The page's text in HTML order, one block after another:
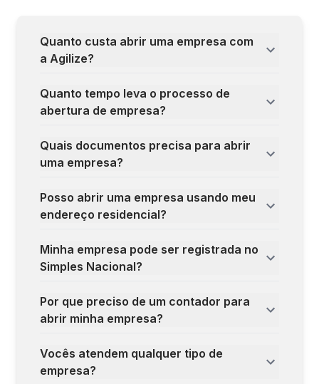
Quanto custa abrir uma empresa com
a Agilize?
Quanto tempo leva o processo de
abertura de empresa?
Quais documentos precisa para abrir
uma empresa?
Posso abrir uma empresa usando meu
endereço residencial?
Minha empresa pode ser registrada no
Simples Nacional?
Por que preciso de um contador para
abrir minha empresa?
Vocês atendem qualquer tipo de
empresa?